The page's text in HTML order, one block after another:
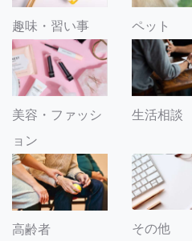
趣味・習い事 ペット
美容・ファッシ
ョン
生活相談
高齢者 その他